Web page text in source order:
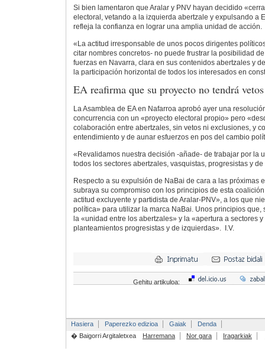
Si bien lamentaron que Aralar y PNV hayan decidido
electoral, vetando a la izquierda abertzale y expulsando a
refleja la confianza en lograr una amplia unidad de acción.
«La actitud irresponsable de unos pocos dirigentes
citar nombres concretos- no puede frustrar la posibilidad
fuerzas en Navarra, clara en sus contenidos abertzales y
la participación horizontal de todos los interesados en
EA reafirma que su proyecto no tendrá
La Asamblea de EA en Nafarroa aprobó ayer una
concurrencia con un «proyecto electoral propio» pero
colaboración entre abertzales, sin vetos ni exclusiones, y
entendimiento y de aunar esfuerzos en pos del cambio
«Revalidamos nuestra decisión -añade- de trabajar por la
todos los sectores abertzales, vasquistas, progresistas y
Respecto a su expulsión de NaBai de cara a las próximas
subraya su compromiso con los principios de esta
actitud excluyente y partidista de Aralar-PNV», a los que
política» para utilizar la marca NaBai. Unos principios que,
la «unidad entre los abertzales» y la «apertura a sectores
planteamientos progresistas y de izquierdas». I.V.
Gehitu artikuloa:
Hasiera Paperezko edizioa Gaiak
Denda
� Baigorri Argitaletxea
Harremana Nor gara Iragarkiak